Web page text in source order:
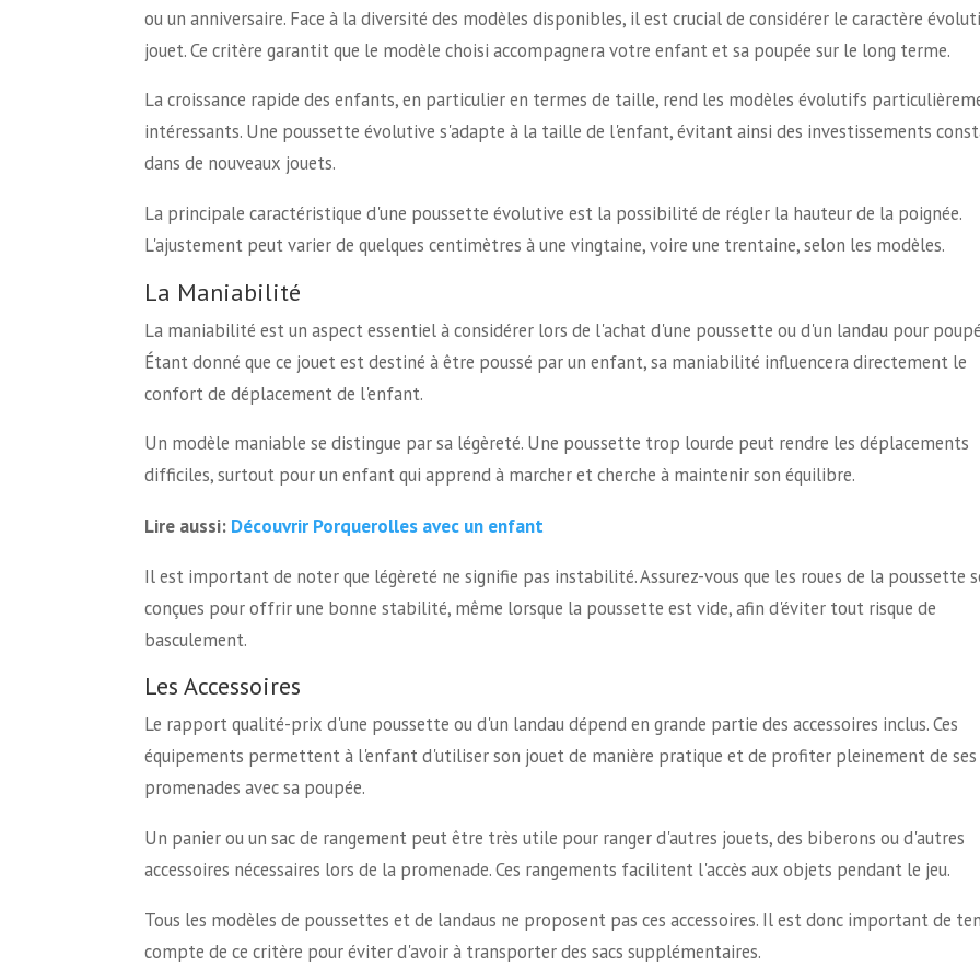
ou un anniversaire. Face à la diversité des modèles disponibles, il est crucial de considérer le caractère
jouet. Ce critère garantit que le modèle choisi accompagnera votre enfant et sa poupée sur le long terme.
La croissance rapide des enfants, en particulier en termes de taille, rend les modèles évolutifs
intéressants. Une poussette évolutive s'adapte à la taille de l'enfant, évitant ainsi des investissements
dans de nouveaux jouets.
La principale caractéristique d'une poussette évolutive est la possibilité de régler la hauteur de la poignée.
L'ajustement peut varier de quelques centimètres à une vingtaine, voire une trentaine, selon les modèles.
La Maniabilité
La maniabilité est un aspect essentiel à considérer lors de l'achat d'une poussette ou d'un landau pour
Étant donné que ce jouet est destiné à être poussé par un enfant, sa maniabilité influencera directement le
confort de déplacement de l'enfant.
Un modèle maniable se distingue par sa légèreté. Une poussette trop lourde peut rendre les déplacements
difficiles, surtout pour un enfant qui apprend à marcher et cherche à maintenir son équilibre.
Lire aussi: Découvrir Porquerolles avec un enfant
Il est important de noter que légèreté ne signifie pas instabilité. Assurez-vous que les roues de la poussette
conçues pour offrir une bonne stabilité, même lorsque la poussette est vide, afin d'éviter tout risque de
basculement.
Les Accessoires
Le rapport qualité-prix d'une poussette ou d'un landau dépend en grande partie des accessoires inclus. Ces
équipements permettent à l'enfant d'utiliser son jouet de manière pratique et de profiter pleinement de ses
promenades avec sa poupée.
Un panier ou un sac de rangement peut être très utile pour ranger d'autres jouets, des biberons ou d'autres
accessoires nécessaires lors de la promenade. Ces rangements facilitent l'accès aux objets pendant le jeu.
Tous les modèles de poussettes et de landaus ne proposent pas ces accessoires. Il est donc important de
compte de ce critère pour éviter d'avoir à transporter des sacs supplémentaires.